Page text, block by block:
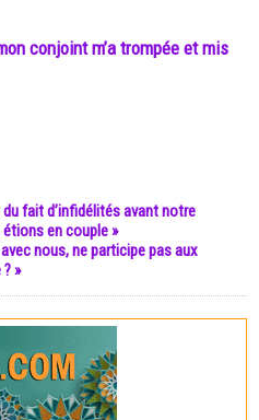
conjoint m’a trompée et mis
du fait d’infidélités avant notre
en couple »
nous, ne participe pas aux
»